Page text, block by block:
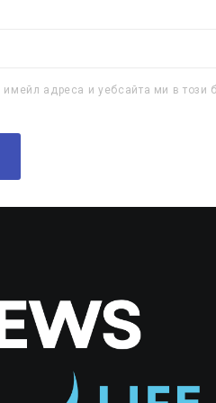
адреса и уебсайта ми в този